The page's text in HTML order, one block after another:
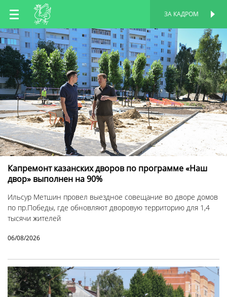
RU
EN
TT
ЗА КАДРОМ
Капремонт казанских дворов по программе «Наш
двор» выполнен на 90%
Ильсур Метшин провел выездное совещание во дворе домов
по пр.Победы, где обновляют дворовую территорию для 1,4
тысячи жителей
06/08/2026
ПЕРСОНАЛЬНАЯ
СТРАНИЦА